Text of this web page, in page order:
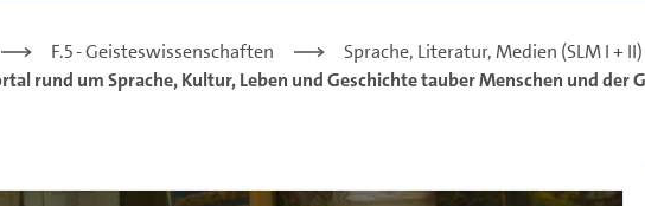
- Karl Reschke -
F.5 - Geisteswissenschaften
Sprache, Literatur, Medien (SLM I + II)
rund um Sprache, Kultur, Leben und Geschichte tauber Menschen und der